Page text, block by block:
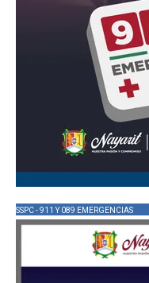
SSPC - 911 Y 089 EMERGENCIAS